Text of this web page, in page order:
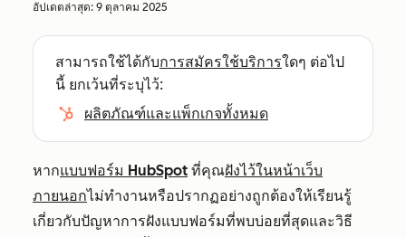
อัปเดตล่าสุด: 9 ตุลาคม 2025
สามารถใช้ได้กับการสมัครใช้บริการใดๆ ต่อไป
นี้ ยกเว้นที่ระบุไว้:
ผลิตภัณฑ์และแพ็กเกจทั้งหมด
หากแบบฟอร์ม HubSpot ที่คุณฝังไว้ในหน้าเว็บ
ภายนอกไม่ทำงานหรือปรากฏอย่างถูกต้องให้เรียนรู้
เกี่ยวกับปัญหาการฝังแบบฟอร์มที่พบบ่อยที่สุดและวิธี